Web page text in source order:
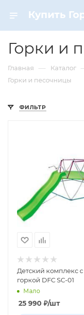
Горки и
Главная — Каталог
Горки и песочницы
ФИЛЬТР
Детский комплекс с
горкой DFC SC-01
Мало
25 990 ₽/шт